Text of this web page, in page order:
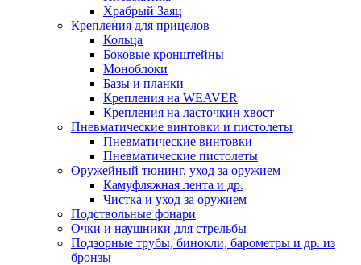
Храбрый Заяц
Крепления для прицелов
Кольца
Боковые кронштейны
Моноблоки
Базы и планки
Крепления на WEAVER
Крепления на ласточкин хвост
Пневматические винтовки и пистолеты
Пневматические винтовки
Пневматические пистолеты
Оружейный тюнинг, уход за оружием
Камуфляжная лента и др.
Чистка и уход за оружием
Подствольные фонари
Очки и наушники для стрельбы
Подзорные трубы, бинокли, барометры и др. из
бронзы